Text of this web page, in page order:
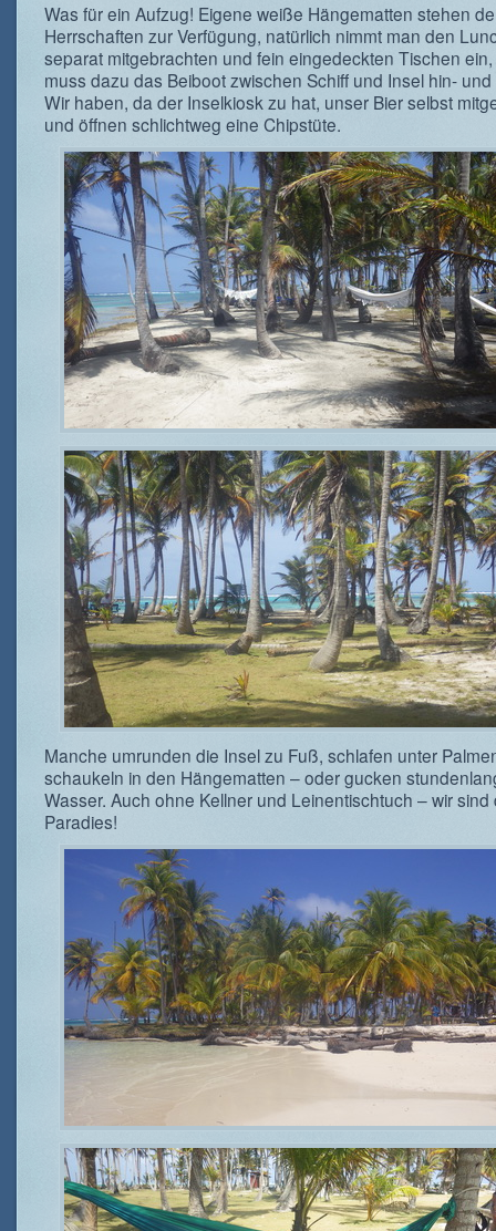
Was für ein Aufzug! Eigene weiße Hängematten stehen
Herrschaften zur Verfügung, natürlich nimmt man den
separat mitgebrachten und fein eingedeckten Tischen
muss dazu das Beiboot zwischen Schiff und Insel hin-
Wir haben, da der Inselkiosk zu hat, unser Bier selbst
und öffnen schlichtweg eine Chipstüte.
Manche umrunden die Insel zu Fuß, schlafen unter
schaukeln in den Hängematten – oder gucken
Wasser. Auch ohne Kellner und Leinentischtuch – wir sind
Paradies!